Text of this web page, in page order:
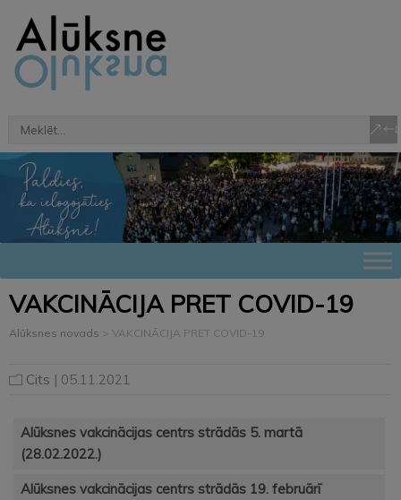
VAKCINĀCIJA PRET COVID-19
Alūksnes novads > VAKCINĀCIJA PRET COVID-19
Cits | 05.11.2021
Alūksnes vakcinācijas centrs strādās 5. martā
(28.02.2022.)
Alūksnes vakcinācijas centrs strādās 19. februārī